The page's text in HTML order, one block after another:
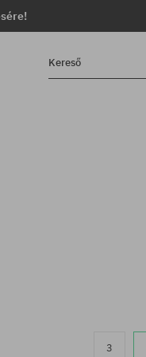
Kereső
3